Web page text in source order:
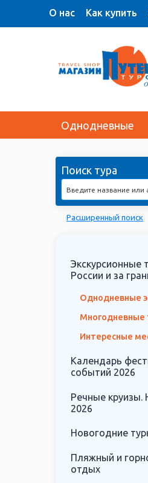
О нас Как купить
Однодневные
Поиск тура
Введите название или
Расширенный поиск
Экскурсионные
России и за
Однодневные
Многодневные
Интересные
Календарь
событий 2026
Речные круизы.
2026
Новогодние
Пляжный и
отдых